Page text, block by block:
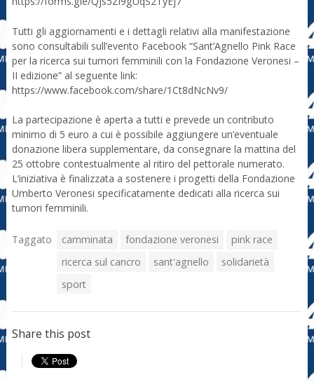
Tutti gli aggiornamenti e i dettagli relativi alla manifestazione
sono consultabili sull’evento Facebook “Sant’Agnello Pink Race
per la ricerca sui tumori femminili con la Fondazione Veronesi –
II edizione” al seguente link:
https://www.facebook.com/share/1Ct8dNcNv9/
La partecipazione è aperta a tutti e prevede un contributo
minimo di 5 euro a cui è possibile aggiungere un’eventuale
donazione libera supplementare, da consegnare la mattina del
25 ottobre contestualmente al ritiro del pettorale numerato.
L’iniziativa è finalizzata a sostenere i progetti della Fondazione
Umberto Veronesi specificatamente dedicati alla ricerca sui
tumori femminili.
Taggato camminata fondazione veronesi
pink race
ricerca sul cancro
sant'agnello
solidarietà
sport
Share this post